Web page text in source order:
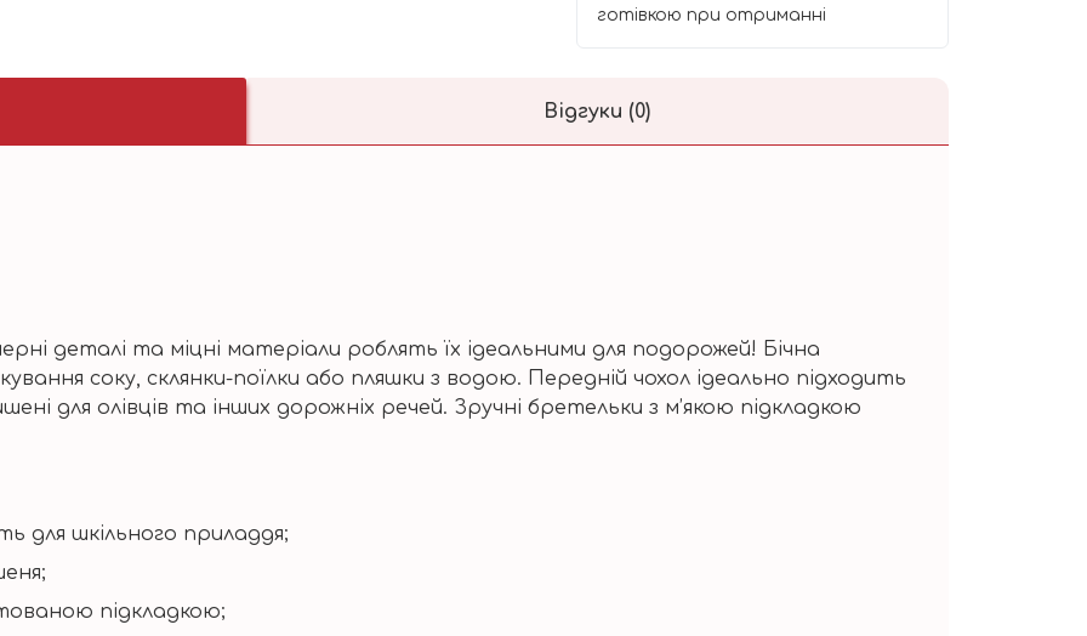
готівкою при отриманні
Відгуки (0)
деталі та міцні матеріали роблять їх ідеальними для подорожей! Бічна
соку, склянки-поїлки або пляшки з водою. Передній чохол ідеально підходить
для олівців та інших дорожніх речей. Зручні бретельки з м’якою підкладкою
для шкільного приладдя;
підкладкою;